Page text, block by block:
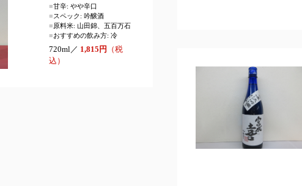
■甘辛: やや辛口
■スペック: 吟醸酒
■原料米: 山田錦、五百万石
■おすすめの飲み方: 冷
720ml／ 1,815円
（税
込）